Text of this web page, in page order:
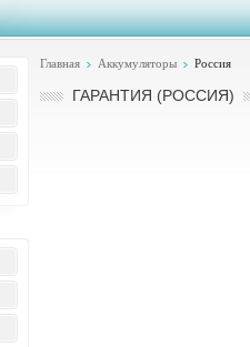
Главная Аккумуляторы Россия
ГАРАНТИЯ (РОССИЯ)